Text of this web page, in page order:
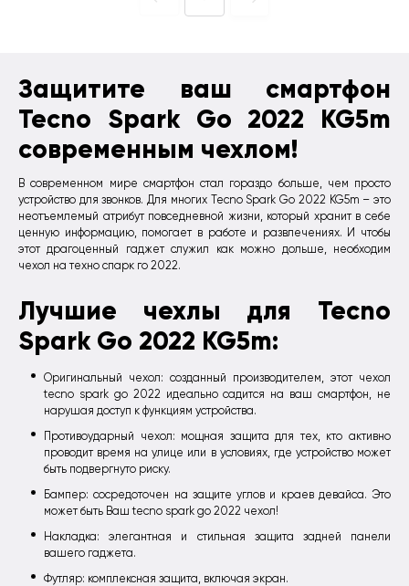
Защитите ваш смартфон
Tecno Spark Go 2022 KG5m
современным чехлом!
В современном мире смартфон стал гораздо больше, чем просто
устройство для звонков. Для многих Tecno Spark Go 2022 KG5m – это
неотъемлемый атрибут повседневной жизни, который хранит в себе
ценную информацию, помогает в работе и развлечениях. И чтобы
этот драгоценный гаджет служил как можно дольше, необходим
чехол на техно спарк го 2022.
Лучшие чехлы для Tecno
Spark Go 2022 KG5m:
Оригинальный чехол: созданный производителем, этот чехол
tecno spark go 2022 идеально садится на ваш смартфон, не
нарушая доступ к функциям устройства.
Противоударный чехол: мощная защита для тех, кто активно
проводит время на улице или в условиях, где устройство может
быть подвергнуто риску.
Бампер: сосредоточен на защите углов и краев девайса. Это
может быть Ваш tecno spark go 2022 чехол!
Накладка: элегантная и стильная защита задней панели
вашего гаджета.
Футляр: комплексная защита, включая экран.